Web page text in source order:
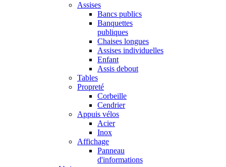
Assises
Bancs publics
Banquettes
publiques
Chaises longues
Assises individuelles
Enfant
Assis debout
Tables
Propreté
Corbeille
Cendrier
Appuis vélos
Acier
Inox
Affichage
Panneau
d'informations